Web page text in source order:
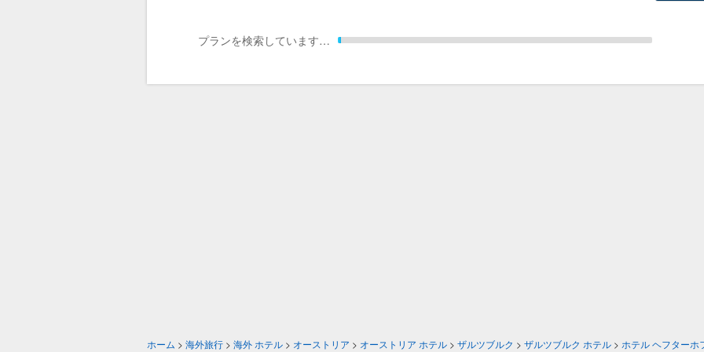
プランを検索しています…
ホーム > 海外旅行 > 海外 ホテル > オーストリア > オーストリア ホテル > ザルツブルク > ザルツブルク ホテル > ホテル ヘフターホ